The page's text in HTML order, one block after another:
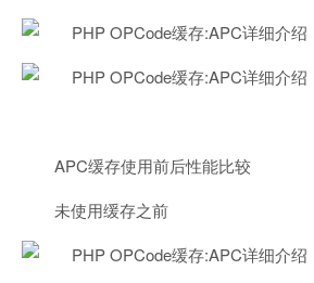
APC缓存使用前后性能比较
未使用缓存之前